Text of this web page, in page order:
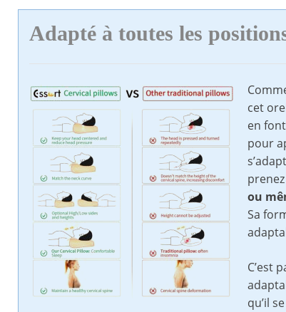
Adapté à toutes les
cet
en
pour
ou
Sa
C’est
qu’il